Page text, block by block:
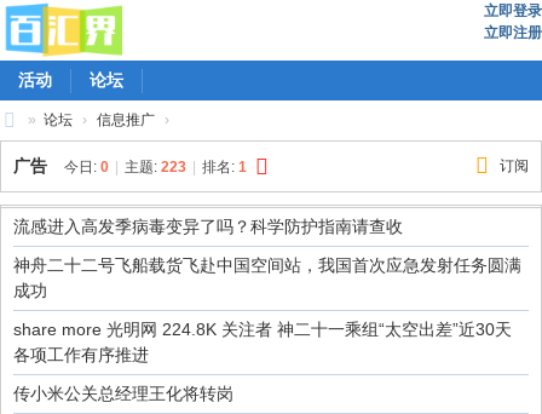
立即登录
立即注册
活动 论坛
百
汇
界
» 论坛 › 信息推广 ›
订阅
广告 今日: 0 主题: 223 排名: 1
流感进入高发季病毒变异了吗？科学防护指南请查收
神舟二十二号飞船载货飞赴中国空间站，我国首次应急发射任务圆满
成功
share more 光明网 224.8K 关注者 神二十一乘组“太空出差”近30天
各项工作有序推进
传小米公关总经理王化将转岗